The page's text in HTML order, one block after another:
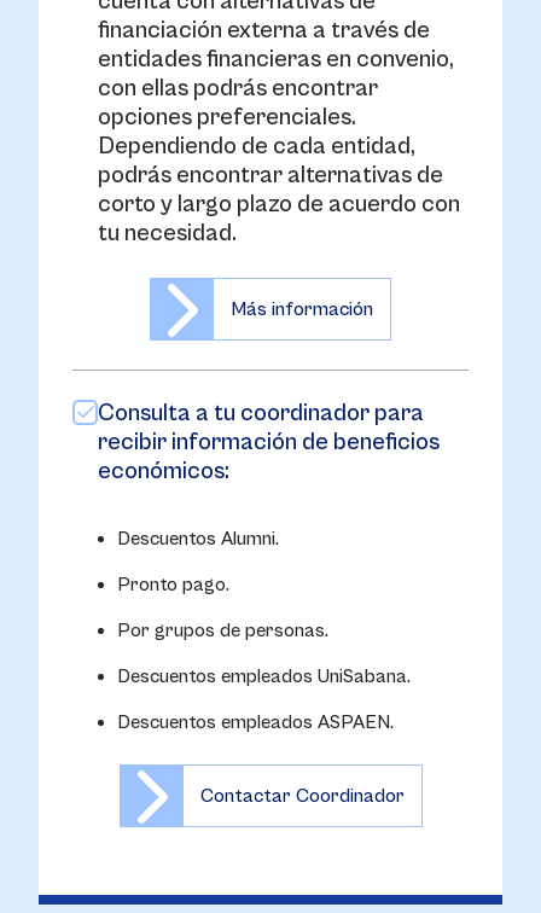
financiación externa a través de
entidades financieras en convenio,
con ellas podrás encontrar
opciones preferenciales.
Dependiendo de cada entidad,
podrás encontrar alternativas de
corto y largo plazo de acuerdo con
tu necesidad.
Más información
Consulta a tu coordinador para
recibir información de beneficios
económicos:
Descuentos Alumni.
Pronto pago.
Por grupos de personas.
Descuentos empleados UniSabana.
Descuentos empleados ASPAEN.
Contactar Coordinador